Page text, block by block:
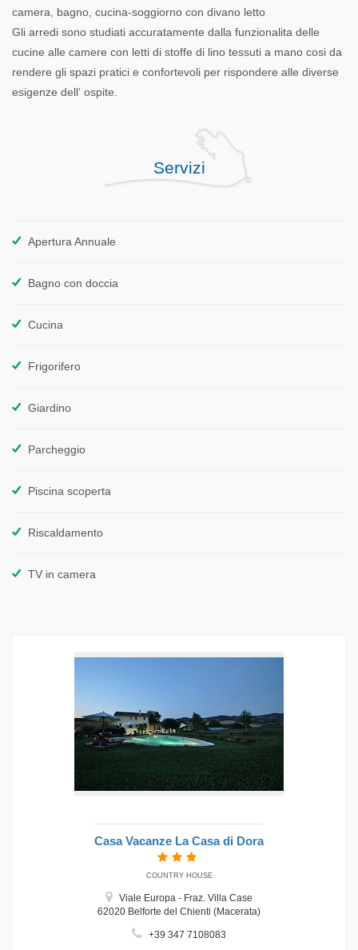
camera, bagno, cucina-soggiorno con divano letto
Gli arredi sono studiati accuratamente dalla funzionalita delle
cucine alle camere con letti di stoffe di lino tessuti a mano cosi da
rendere gli spazi pratici e confortevoli per rispondere alle diverse
esigenze dell‘ ospite.
Servizi
Apertura Annuale
Bagno con doccia
Cucina
Frigorifero
Giardino
Parcheggio
Piscina scoperta
Riscaldamento
TV in camera
Casa Vacanze La Casa di Dora
COUNTRY HOUSE
Viale Europa - Fraz. Villa Case
62020 Belforte del Chienti (Macerata)
+39 347 7108083